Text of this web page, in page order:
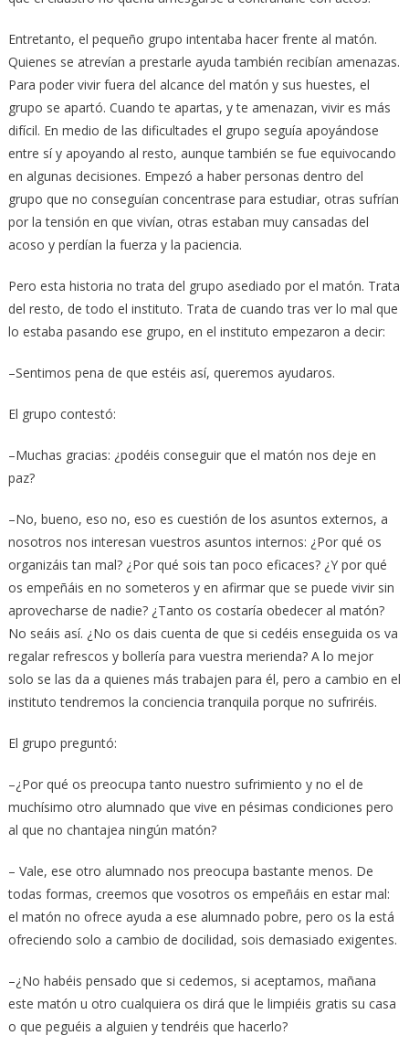
Entretanto, el pequeño grupo intentaba hacer frente al matón.
Quienes se atrevían a prestarle ayuda también recibían amenazas.
Para poder vivir fuera del alcance del matón y sus huestes, el
grupo se apartó. Cuando te apartas, y te amenazan, vivir es más
difícil. En medio de las dificultades el grupo seguía apoyándose
entre sí y apoyando al resto, aunque también se fue equivocando
en algunas decisiones. Empezó a haber personas dentro del
grupo que no conseguían concentrase para estudiar, otras sufrían
por la tensión en que vivían, otras estaban muy cansadas del
acoso y perdían la fuerza y la paciencia.
Pero esta historia no trata del grupo asediado por el matón. Trata
del resto, de todo el instituto. Trata de cuando tras ver lo mal que
lo estaba pasando ese grupo, en el instituto empezaron a decir:
–Sentimos pena de que estéis así, queremos ayudaros.
El grupo contestó:
–Muchas gracias: ¿podéis conseguir que el matón nos deje en
paz?
–No, bueno, eso no, eso es cuestión de los asuntos externos, a
nosotros nos interesan vuestros asuntos internos: ¿Por qué os
organizáis tan mal? ¿Por qué sois tan poco eficaces? ¿Y por qué
os empeñáis en no someteros y en afirmar que se puede vivir sin
aprovecharse de nadie? ¿Tanto os costaría obedecer al matón?
No seáis así. ¿No os dais cuenta de que si cedéis enseguida os va
regalar refrescos y bollería para vuestra merienda? A lo mejor
solo se las da a quienes más trabajen para él, pero a cambio en el
instituto tendremos la conciencia tranquila porque no sufriréis.
El grupo preguntó:
–¿Por qué os preocupa tanto nuestro sufrimiento y no el de
muchísimo otro alumnado que vive en pésimas condiciones pero
al que no chantajea ningún matón?
– Vale, ese otro alumnado nos preocupa bastante menos. De
todas formas, creemos que vosotros os empeñáis en estar mal:
el matón no ofrece ayuda a ese alumnado pobre, pero os la está
ofreciendo solo a cambio de docilidad, sois demasiado exigentes.
–¿No habéis pensado que si cedemos, si aceptamos, mañana
este matón u otro cualquiera os dirá que le limpiéis gratis su casa
o que peguéis a alguien y tendréis que hacerlo?